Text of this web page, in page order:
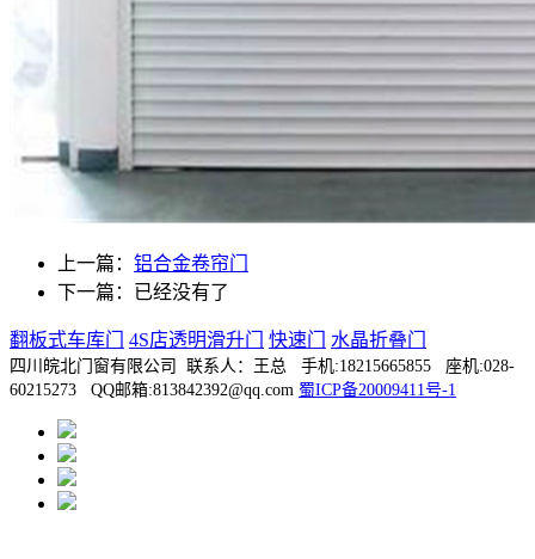
上一篇： 铝合金卷帘门
下一篇：已经没有了
翻板式车库门 4S店透明滑升门 快速门 水晶折叠门
四川皖北门窗有限公司 联系人：王总 手机:18215665855 座机:028-
60215273 QQ邮箱:813842392@qq.com 蜀ICP备20009411号-1